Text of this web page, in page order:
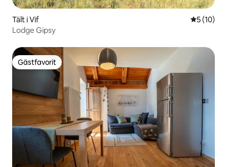
Tält i Vif 5 av 5 i
5 (10)
Lodge Gipsy
Gästfavorit
Gästfavorit